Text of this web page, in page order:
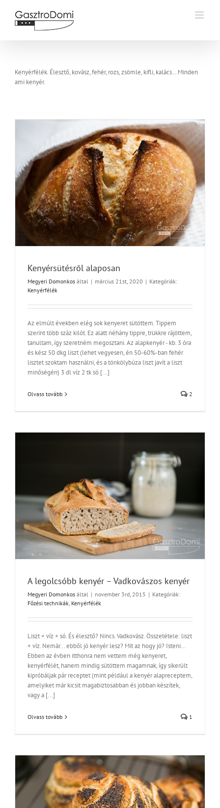
Kenyérfélék. Élesztő, kovász, fehér, rozs, zsömle, kifli, kalács… Minden
ami kenyér.
Kenyérsütésről alaposan
Megyeri Domonkos által | március 21st, 2020 | Kategóriák:
Kenyérfélék
Az elmúlt években elég sok kenyeret sütöttem. Tippem
szerint több száz kilót. Ez alatt néhány tippre, trükkre rájöttem,
tanultam, így szeretném megosztani. Az alapkenyér - kb. 3 óra
és kész 50 dkg liszt (lehet vegyesen, én 50-60%-ban fehér
lisztet szoktam használni, és a tönkölybúza liszt javít a liszt
minőségén) 3 dl víz 2 tk só [...]
Olvass tovább 2
A legolcsóbb kenyér – Vadkovászos kenyér
Megyeri Domonkos által | november 3rd, 2015 | Kategóriák:
Főzési technikák, Kenyérfélék
Liszt + víz + só. És élesztő? Nincs. Vadkovász. Összetétele: liszt
+ víz. Nemár... ebből jó kenyér lesz? Mit az hogy jó? Isteni...
Ebben az évben itthonra nem vettem még kenyeret,
kenyérfélét, hanem mindig sütöttem magamnak, így sikerült
kipróbáljak pár receptet (mint például a kenyér alapreceptem,
amelyiket már kicsit magabiztosabban és jobban készítek,
vagy a [...]
Olvass tovább 1